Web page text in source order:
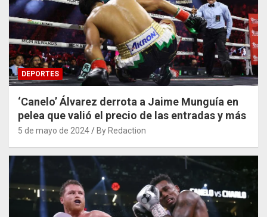
DEPORTES
‘Canelo’ Álvarez derrota a Jaime Munguía en
pelea que valió el precio de las entradas y más
5 de mayo de 2024 By Redaction